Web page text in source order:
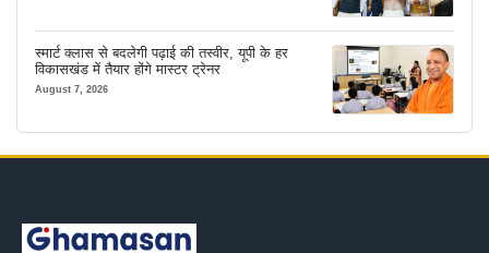
स्मार्ट क्लास से बदलेगी पढ़ाई की तस्वीर, यूपी के हर
विकासखंड में तैयार होंगे मास्टर ट्रेनर
August 7, 2026